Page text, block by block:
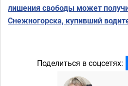
лишения свободы может
Снежногорска, купивший
Поделиться в соцсетях: